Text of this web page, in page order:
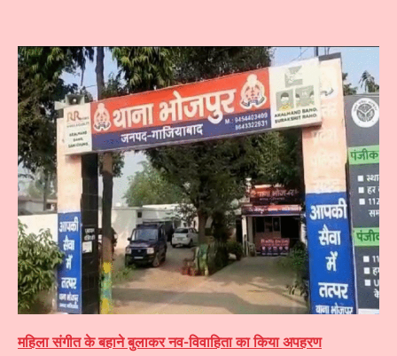
महिला संगीत के बहाने बुलाकर नव-विवाहिता का किया अपहरण